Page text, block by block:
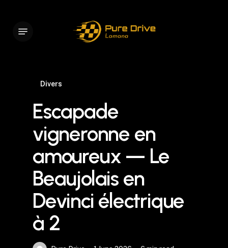
main
Divers
Escapade
vigneronne en
amoureux — Le
Beaujolais en
Devinci électrique
à 2